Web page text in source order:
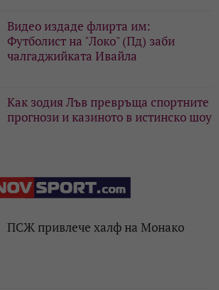
Видео издаде флирта им:
Футболист на "Локо" (Пд) заби
чалгаджийката Ивайла
Как зодия Лъв превръща спортните
прогнози и казиното в истинско шоу
ПСЖ привлече халф на Монако